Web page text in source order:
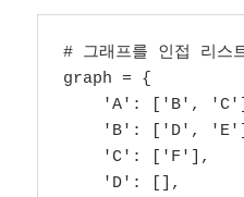
# 그래프를 인접 리스
graph = {